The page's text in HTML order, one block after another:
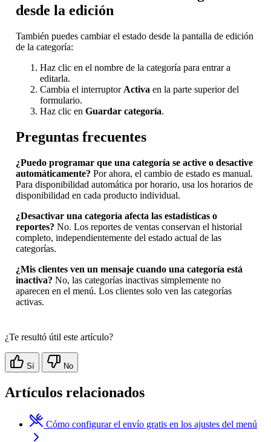
desde la edición
También puedes cambiar el estado desde la pantalla de edición
de la categoría:
Haz clic en el nombre de la categoría para entrar a
editarla.
Cambia el interruptor Activa en la parte superior del
formulario.
Haz clic en Guardar categoría.
Preguntas frecuentes
¿Puedo programar que una categoría se active o desactive
automáticamente? Por ahora, el cambio de estado es manual.
Para disponibilidad automática por horario, usa los horarios de
disponibilidad en cada producto individual.
¿Desactivar una categoría afecta las estadísticas o
reportes? No. Los reportes de ventas conservan el historial
completo, independientemente del estado actual de las
categorías.
¿Mis clientes ven un mensaje cuando una categoría está
inactiva? No, las categorías inactivas simplemente no
aparecen en el menú. Los clientes solo ven las categorías
activas.
¿Te resultó útil este artículo?
Sí No
Artículos relacionados
Cómo configurar el envío gratis en los ajustes del menú